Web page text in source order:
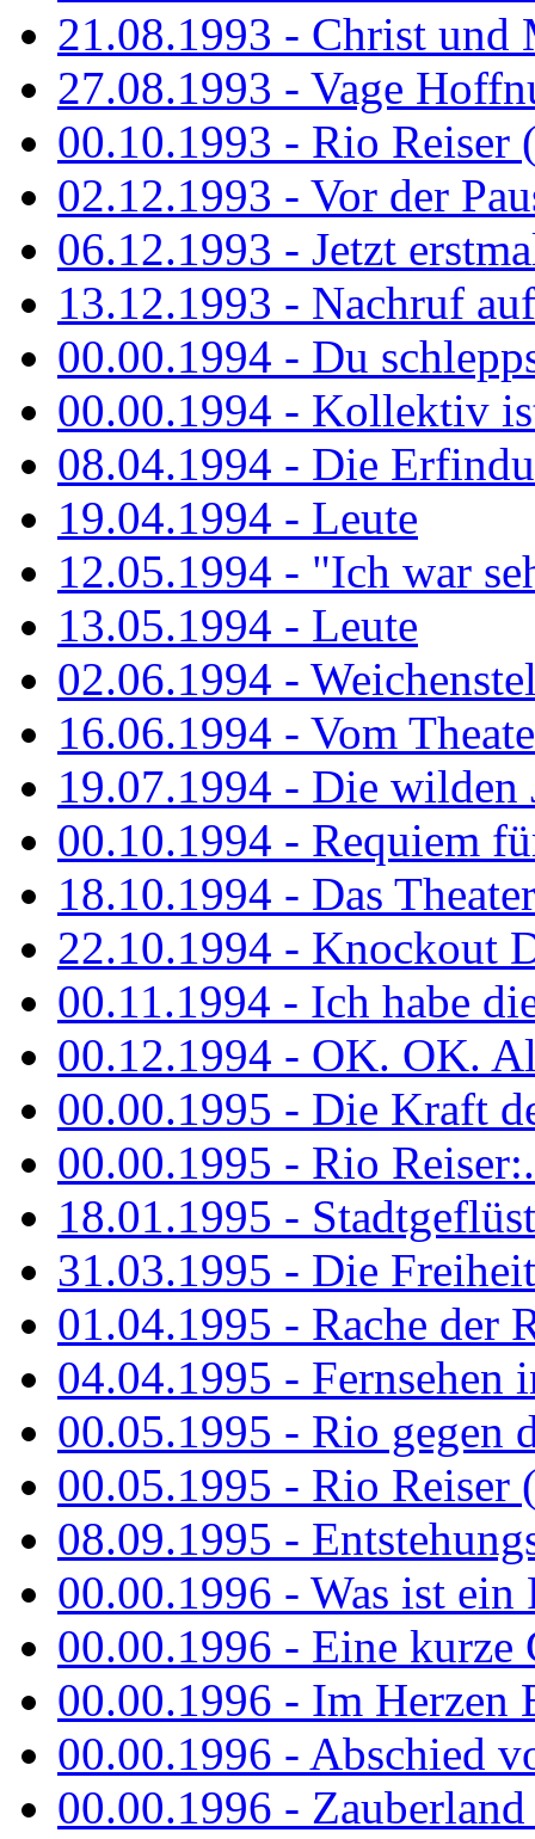
21.08.1993 - Christ und
27.08.1993 - Vage
00.10.1993 - Rio Reiser
02.12.1993 - Vor der
06.12.1993 - Jetzt
13.12.1993 - Nachruf
00.00.1994 - Du
00.00.1994 - Kollektiv
08.04.1994 - Die
19.04.1994 - Leute
12.05.1994 - "Ich war
13.05.1994 - Leute
02.06.1994 -
16.06.1994 - Vom
19.07.1994 - Die wilden
00.10.1994 - Requiem
18.10.1994 - Das
22.10.1994 - Knockout
00.11.1994 - Ich habe
00.12.1994 - OK. OK.
00.00.1995 - Die Kraft
00.00.1995 - Rio
18.01.1995 -
31.03.1995 - Die
01.04.1995 - Rache der
04.04.1995 - Fernsehen
00.05.1995 - Rio gegen
00.05.1995 - Rio Reiser
08.09.1995 -
00.00.1996 - Was ist ein
00.00.1996 - Eine kurze
00.00.1996 - Im Herzen
00.00.1996 - Abschied
00.00.1996 -